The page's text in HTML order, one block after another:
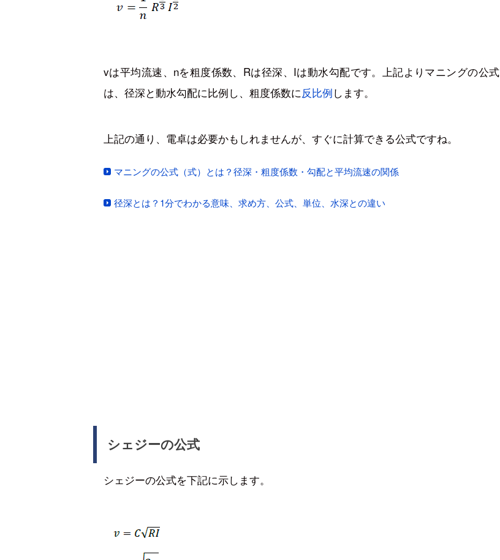
vは平均流速、nを粗度係数、Rは径深、Iは動水勾配です。上記よりマニングの公式
は、径深と動水勾配に比例し、粗度係数に反比例します。
上記の通り、電卓は必要かもしれませんが、すぐに計算できる公式ですね。
マニングの公式（式）とは？径深・粗度係数・勾配と平均流速の関係
径深とは？1分でわかる意味、求め方、公式、単位、水深との違い
シェジーの公式
シェジーの公式を下記に示します。